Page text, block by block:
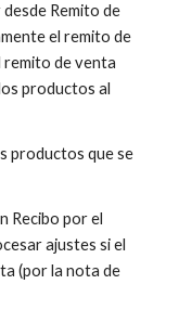
Remito de
el remito de
de venta
productos al
productos que se
Recibo por el
ajustes si el
(por la nota de